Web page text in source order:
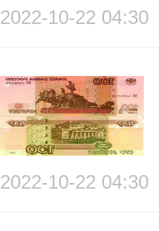
2022-10-22 04:30
2022-10-22 04:30